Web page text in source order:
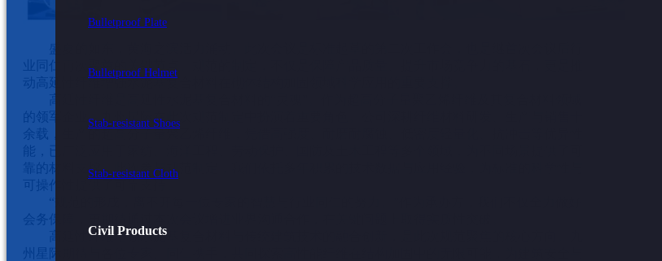
Bulletproof Plate
Bulletproof Helmet
Stab-resistant Shoes
Stab-resistant Cloth
Civil Products
业同仁再次聚首的关键节点。规范的制定，不仅是保障产品质量、提升市场竞争力的基石，更是推
动高延性纤维增强水泥基复合材料在砌体结构加固领域科学应用的重要支撑。
的领军企业，九州星际在此次规范制定中扮演着重要角色。公司深耕纤维材料研发、生产与销售十
余载，生产的超高分子量聚乙烯纤维，凭借高强度、耐磨耐腐蚀、低密度轻量化、抗冲击等优异性
能，已广泛应用于家纺、海洋工程、劳动保护、国防及土木工程等多个领域，为不同场景提供了可
靠的材料支撑。此次参与规范制定，我们依托多年积累的技术数据与应用经验，为标准的科学性与
可操作性提供了可靠支持。
“规范的形成，离不开每一位专家的智慧与行业同仁的努力。”作为承办方，我们不仅全力做好
会务保障，更期待通过本次会议增进业界沟通合作，在关键问题上取得实质性突破。
高延性纤维增强水泥基复合材料与传统建筑技术的融合创新，是此次规范聚焦的核心方向。九
州星际期待与各位专家、同仁携手，共同探索高性能纤维在结构加固中的无限可能，为建筑安全与